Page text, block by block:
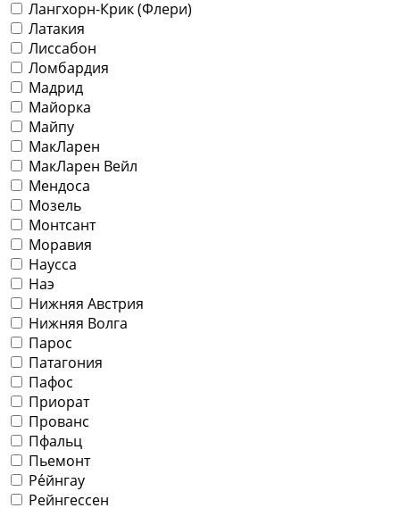
Лангхорн-Крик (Флери)
Латакия
Лиссабон
Ломбардия
Мадрид
Майорка
Майпу
МакЛарен
МакЛарен Вейл
Мендоса
Мозель
Монтсант
Моравия
Наусса
Наэ
Нижняя Австрия
Нижняя Волга
Парос
Патагония
Пафос
Приорат
Прованс
Пфальц
Пьемонт
Ре́йнгау
Рейнгессен